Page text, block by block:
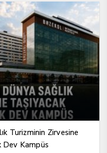
Turizminin Zirvesine
Dev Kampüs